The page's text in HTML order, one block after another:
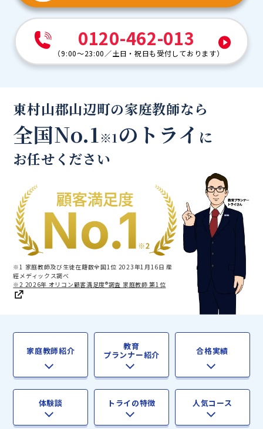
0120-462-013
（9:00～23:00／土日・祝日も受付しております）
東村山郡山辺町の家庭教師なら
全国No.1※1のトライ に
お任せください
※1 家庭教師及び生徒在籍数全国1位 2023年1月16日 産
經メディックス調べ
※2 2026年 オリコン顧客満足度®調査 家庭教師 第1位
家庭教師紹介 教育
プランナー紹介 合格実績
体験談 トライの特徴 人気コース